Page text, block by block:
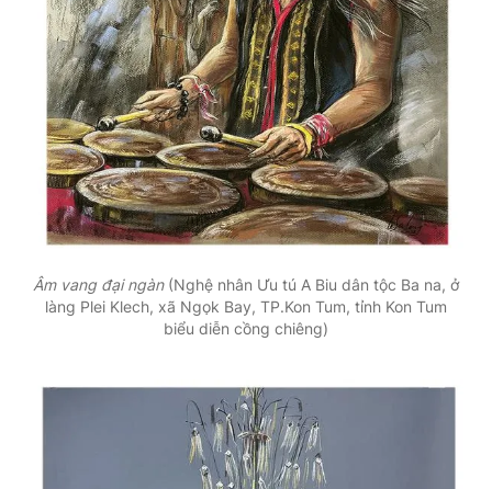
Âm vang đại ngàn(Nghệ nhân Ưu tú A Biu dân tộc Ba na, ở
làng Plei Klech, xã Ngọk Bay, TP.Kon Tum, tỉnh Kon Tum
biểu diễn cồng chiêng)